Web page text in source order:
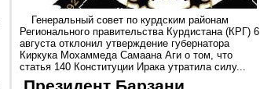
Генеральный совет по курдским районам
Регионального правительства Курдистана (КРГ) 6
августа отклонил утверждение губернатора
Киркука Мохаммеда Самаана Аги о том, что
статья 140 Конституции Ирака утратила силу...